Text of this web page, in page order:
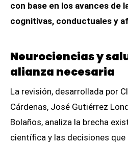
con base en los avances de
cognitivas, conductuales y
Neurociencias y
alianza necesaria
La revisión, desarrollada por
Cárdenas, José Gutiérrez
Bolaños, analiza la brecha
científica y las decisiones